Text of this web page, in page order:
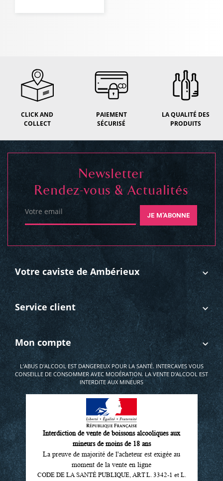
CLICK AND
COLLECT
PAIEMENT
SÉCURISÉ
LA QUALITÉ DES
PRODUITS
Votre caviste de Ambérieux
Service client
Mon compte
Newsletter
Rendez-vous & Actualités
Votre email JE M'ABONNE
L’ABUS D'ALCOOL EST DANGEREUX POUR LA SANTÉ. INTERCAVES VOUS
CONSEILLE DE CONSOMMER AVEC MODÉRATION. LA VENTE D'ALCOOL EST
INTERDITE AUX MINEURS
Interdiction de vente de boissons alcooliques aux
mineurs de moins de 18 ans
La preuve de majorité de l'acheteur est exigée au
moment de la vente en ligne
CODE DE LA SANTÉ PUBLIQUE, ART L. 3342-1 et L.